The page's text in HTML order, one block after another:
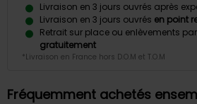
Livraison en 3 jours ouvrés après
Livraison en 3 jours ouvrés en point
Retrait sur place ou enlèvements
gratuitement
*Livraison en France hors D.O.M et T.O.M
Fréquemment achetés